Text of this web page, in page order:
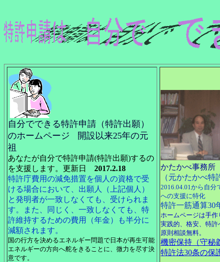
自分でできる特許申請（特許出願）
のホームページ
開設以来25年の元
祖
あなたが自分で特許申請(特許出願)するの
を支援します。更新日 2017.2.18
特許庁費用の減免措置を個人の資格で受
ける場合において、出願人（上記個人）
と発明者が一致しなくても、受けられま
す。また、同じく、一致しなくても、特
許維持するための費用（年金）も半分に
減額されます。
国の行方を決めるエネルギー問題で日本が再生可能
エネルギーの方向へ舵をきることに、微力を尽す決
意です。
かたかべ事務所
（元かたかべ特
2016.04.01から自分
への支援に特化
特許一筋通算30
ホームページは手
実践的、格安、特
原則相談無料。
機密保持（守秘
特許法30条の保